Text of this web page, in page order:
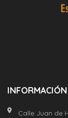
INFORMACIÓN
Calle Juan de